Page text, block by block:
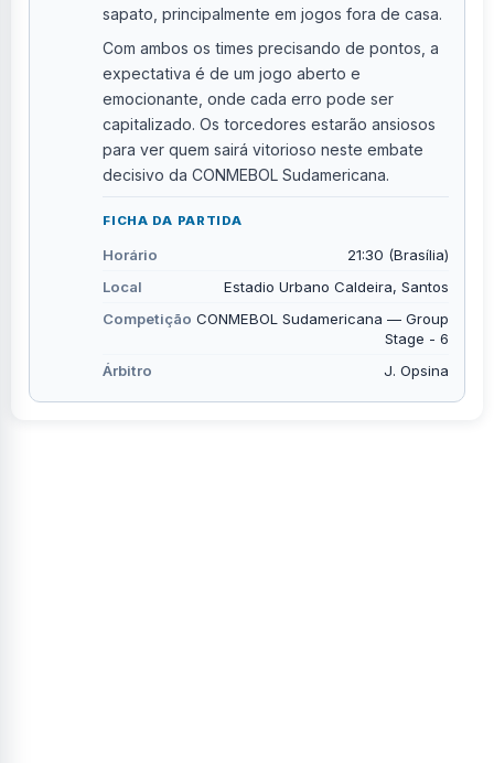
sapato, principalmente em jogos fora de casa.
Com ambos os times precisando de pontos, a
expectativa é de um jogo aberto e
emocionante, onde cada erro pode ser
capitalizado. Os torcedores estarão ansiosos
para ver quem sairá vitorioso neste embate
decisivo da CONMEBOL Sudamericana.
FICHA DA PARTIDA
Horário
21:30 (Brasília)
Local
Estadio Urbano Caldeira, Santos
Competição CONMEBOL Sudamericana — Group
Stage - 6
Árbitro
J. Opsina